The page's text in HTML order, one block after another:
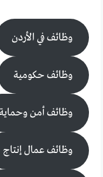
وظائف في الأردن
وظائف حكومية
وظائف أمن
وظائف عمال إنتاج